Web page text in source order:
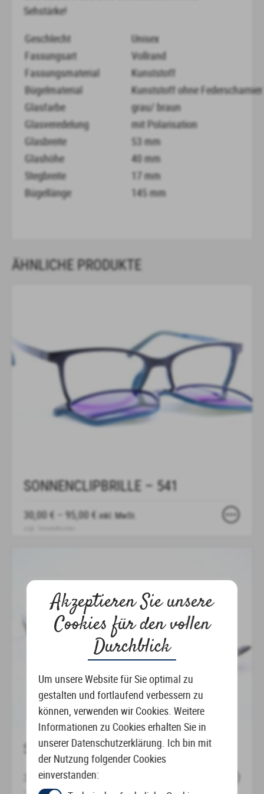
Akzeptieren Sie unsere
Cookies für den vollen
Durchblick
Um unsere Website für Sie optimal zu
gestalten und fortlaufend verbessern zu
können, verwenden wir Cookies. Weitere
Informationen zu Cookies erhalten Sie in
unserer Datenschutzerklärung. Ich bin mit
der Nutzung folgender Cookies
einverstanden:
Sehstärke!
Geschlecht
Unisex
Fassungsart
Vollrand
Fassungsmaterial
Kunststoff
Bügelmaterial
Kunststoff ohne Federscharnier
Glasfarbe
grau/ braun
Glasveredelung
mit Polarisation
Glasbreite
53 mm
Glashöhe
40 mm
Stegbreite
17 mm
Bügellänge
145 mm
ÄHNLICHE PRODUKTE
SONNENCLIPBRILLE – 541
30,00€ 95,00€ inkl. MwSt.
mehrere
Varianten
auf.
Produktseite
gewählt
werden
SONNENCLIPBRILLE – 72
30,00€–95,00€
Versandkosten